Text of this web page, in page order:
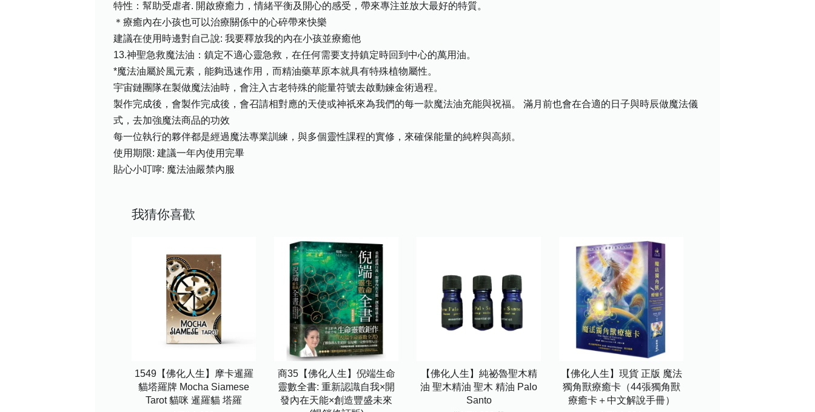
特性：幫助受虐者. 開啟療癒力，情緒平衡及開心的感受，帶來專注並放大最好的特質。
＊療癒內在小孩也可以治療關係中的心碎帶來快樂
建議在使用時邊對自己說: 我要釋放我的內在小孩並療癒他
13.神聖急救魔法油：鎮定不適心靈急救，在任何需要支持鎮定時回到中心的萬用油。
*魔法油屬於風元素，能夠迅速作用，而精油藥草原本就具有特殊植物屬性。
宇宙鏈團隊在製做魔法油時，會注入古老特殊的能量符號去啟動鍊金術過程。
製作完成後，會製作完成後，會召請相對應的天使或神祇來為我們的每一款魔法油充能與祝福。 滿月前也會在合適的日子與時辰做魔法儀
式，去加強魔法商品的功效
每一位執行的夥伴都是經過魔法專業訓練，與多個靈性課程的實修，來確保能量的純粹與高頻。
使用期限: 建議一年內使用完畢
貼心小叮嚀: 魔法油嚴禁內服
我猜你喜歡
1549【佛化人生】摩卡暹羅
貓塔羅牌 Mocha Siamese
Tarot 貓咪 暹羅貓 塔羅
商35【佛化人生】倪端生命
靈數全書: 重新認識自我×開
發內在天能×創造豐盛未來
【佛化人生】純祕魯聖木精
油 聖木精油 聖木 精油 Palo
Santo
【佛化人生】現貨 正版 魔法
獨角獸療癒卡（44張獨角獸
療癒卡＋中文解說手冊）